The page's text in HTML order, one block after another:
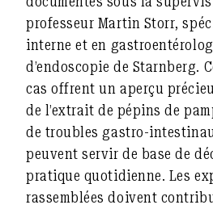
professeur Martin Storr,
interne et en
d’endoscopie de Starnberg.
cas offrent un aperçu
de l’extrait de pépins de
de troubles gastro-
peuvent servir de base de
pratique quotidienne. Les
rassemblées doivent